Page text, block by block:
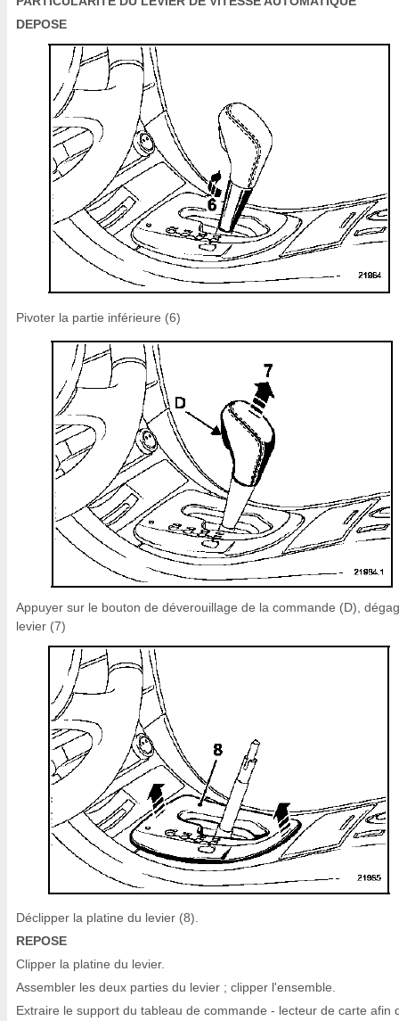
DEPOSE
Pivoter la partie inférieure (6)
Appuyer sur le bouton de déverouillage de la commande (D),
levier (7)
Déclipper la platine du levier (8).
REPOSE
Clipper la platine du levier.
Assembler les deux parties du levier ; clipper l'ensemble.
Extraire le support du tableau de commande - lecteur de carte afin